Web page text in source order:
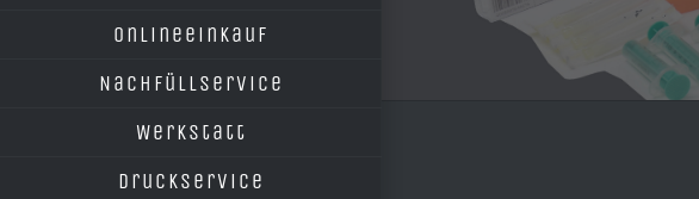
Onlineeinkauf
Nachfüllservice
Werkstatt
Druckservice